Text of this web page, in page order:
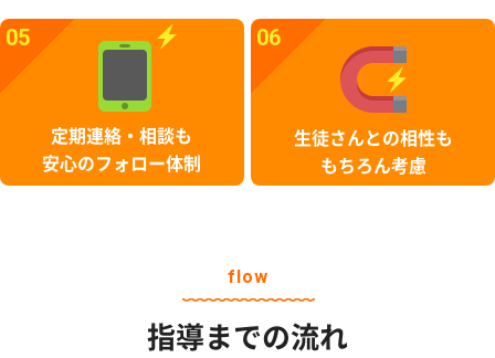
05
定期連絡・相談も
安心のフォロー体制
06
生徒さんとの相性も
もちろん考慮
flow
指導までの流れ